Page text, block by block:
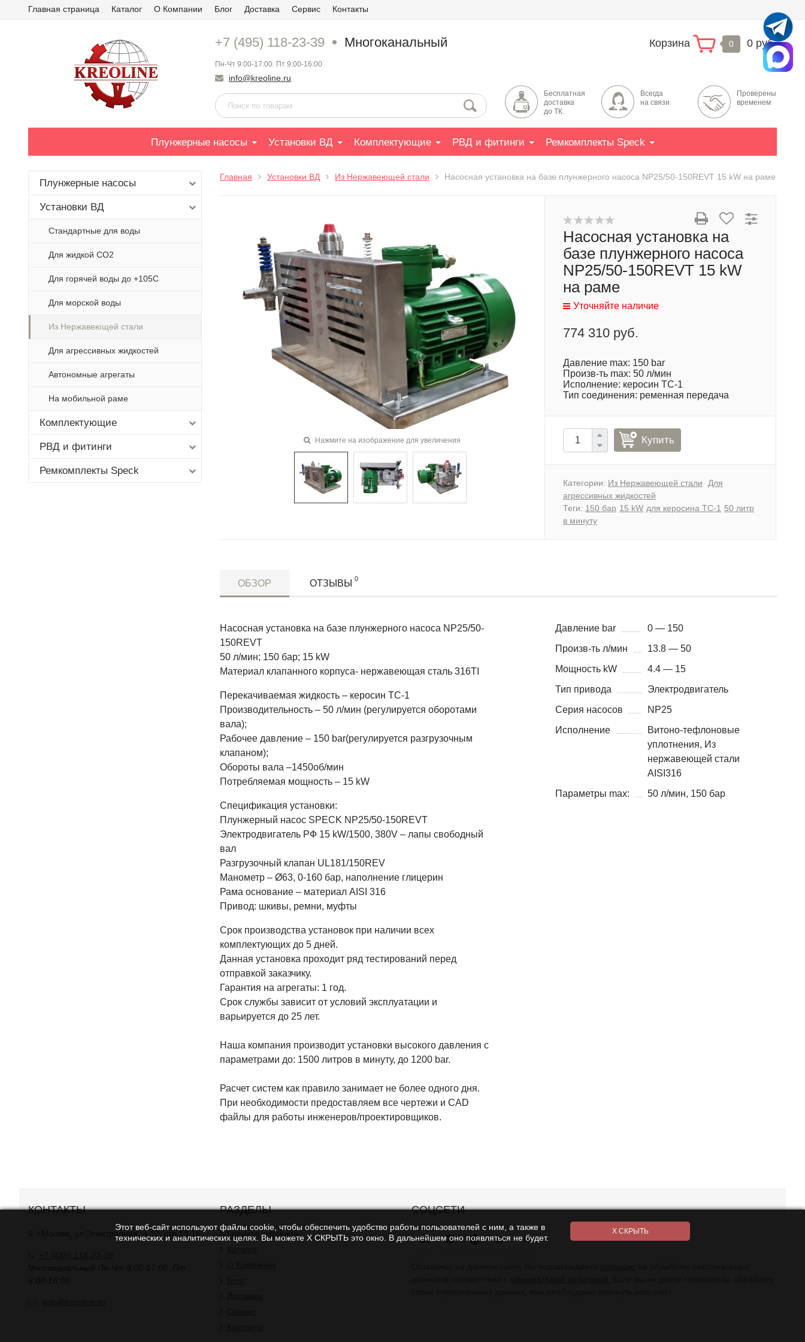
Главная страница Каталог О Компании Блог Доставка Сервис Контакты
+7 (495) 118-23-39 Многоканальный
Пн-Чт 9:00-17:00. Пт 9:00-16:00
info@kreoline.ru
Корзина 0 0 руб.
Бесплатная
доставка
до ТК.
Всегда
на связи
Проверены
временем
Плунжерные насосы Установки ВД Комплектующие РВД и фитинги Ремкомплекты Speck
Плунжерные насосы
Установки ВД
Стандартные для воды
Для жидкой СО2
Для горячей воды до +105С
Для морской воды
Из Нержавеющей стали
Для агрессивных жидкостей
Автономные агрегаты
На мобильной раме
Комплектующие
РВД и фитинги
Ремкомплекты Speck
Главная Установки ВД Из Нержавеющей стали Насосная установка на базе плунжерного насоса NP25/50-150REVT 15 kW на раме
Нажмите на изображение для увеличения
Насосная установка на
базе плунжерного насоса
NP25/50-150REVT 15 kW
на раме
Уточняйте наличие
774 310 руб.
Давление max: 150 bar
Произв-ть max: 50 л/мин
Исполнение: керосин ТС-1
Тип соединения: ременная передача
Купить
Категории: Из Нержавеющей стали
Для
агрессивных жидкостей
Теги: 150 бар 15 kW для керосина ТС-1 50 литр
в минуту
ОБЗОР ОТЗЫВЫ 0
Насосная установка на базе плунжерного насоса NP25/50-
150REVT
50 л/мин; 150 бар; 15 kW
Материал клапанного корпуса- нержавеющая сталь 316TI
Перекачиваемая жидкость – керосин ТС-1
Производительность – 50 л/мин (регулируется оборотами
вала);
Рабочее давление – 150 bar(регулируется разгрузочным
клапаном);
Обороты вала –1450об/мин
Потребляемая мощность – 15 kW
Спецификация установки:
Плунжерный насос SPECK NP25/50-150REVT
Электродвигатель РФ 15 kW/1500, 380V – лапы свободный
вал
Разгрузочный клапан UL181/150REV
Манометр – Ø63, 0-160 бар, наполнение глицерин
Рама основание – материал AISI 316
Привод: шкивы, ремни, муфты
Срок производства установок при наличии всех
комплектующих до 5 дней.
Данная установка проходит ряд тестирований перед
отправкой заказчику.
Гарантия на агрегаты: 1 год.
Срок службы зависит от условий эксплуатации и
варьируется до 25 лет.
Наша компания производит установки высокого давления с
параметрами до: 1500 литров в минуту, до 1200 bar.
Расчет систем как правило занимает не более одного дня.
При необходимости предоставляем все чертежи и CAD
файлы для работы инженеров/проектировщиков.
Давление bar
0 — 150
Произв-ть л/мин
13.8 — 50
Мощность kW
4.4 — 15
Тип привода
Электродвигатель
Серия насосов
NP25
Исполнение
Витоно-тефлоновые
уплотнения, Из
нержавеющей стали
AISI316
Параметры max:
50 л/мин, 150 бар
КОНТАКТЫ РАЗДЕЛЫ
Главная страница
СОЦСЕТИ
Я
Этот веб-сайт используют файлы cookie, чтобы обеспечить удобство работы пользователей с ним, а также в
технических и аналитических целях. Вы можете Х СКРЫТЬ это окно. В дальнейшем оно появляться не будет.